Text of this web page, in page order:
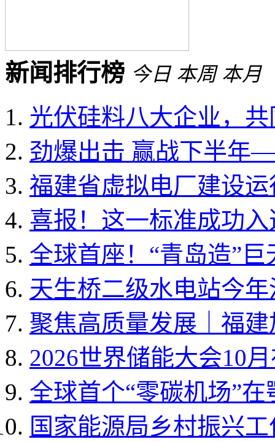
新闻排行榜 今日 本周 本月
光伏硅料八大企业，
劲爆出击 赢战下半年
福建省虚拟电厂建设
喜报！这一标准成功
全球首座！“青岛造”
天生桥二级水电站今
聚焦高质量发展｜福
2026世界储能大会10
全球首个“零碳机场”
国家能源局乡村振兴